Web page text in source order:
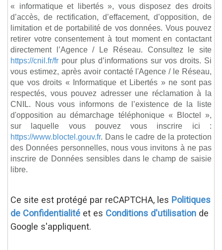
« informatique et libertés », vous disposez des droits
d’accès, de rectification, d’effacement, d’opposition, de
limitation et de portabilité de vos données. Vous pouvez
retirer votre consentement à tout moment en contactant
directement l’Agence / Le Réseau. Consultez le site
https://cnil.fr/fr pour plus d’informations sur vos droits. Si
vous estimez, après avoir contacté l'Agence / le Réseau,
que vos droits « Informatique et Libertés » ne sont pas
respectés, vous pouvez adresser une réclamation à la
CNIL. Nous vous informons de l’existence de la liste
d'opposition au démarchage téléphonique « Bloctel »,
sur laquelle vous pouvez vous inscrire ici :
https://www.bloctel.gouv.fr. Dans le cadre de la protection
des Données personnelles, nous vous invitons à ne pas
inscrire de Données sensibles dans le champ de saisie
libre.
Ce site est protégé par reCAPTCHA, les Politiques
de Confidentialité et es Conditions d'utilisation de
Google s'appliquent.